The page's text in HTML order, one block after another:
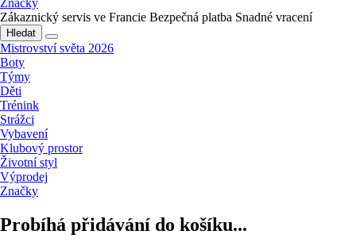
Značky
Zákaznický servis ve Francie Bezpečná platba Snadné vracení
Hledat
Mistrovství světa 2026
Boty
Týmy
Děti
Trénink
Strážci
Vybavení
Klubový prostor
Životní styl
Výprodej
Značky
Probíhá přidávání do košíku...